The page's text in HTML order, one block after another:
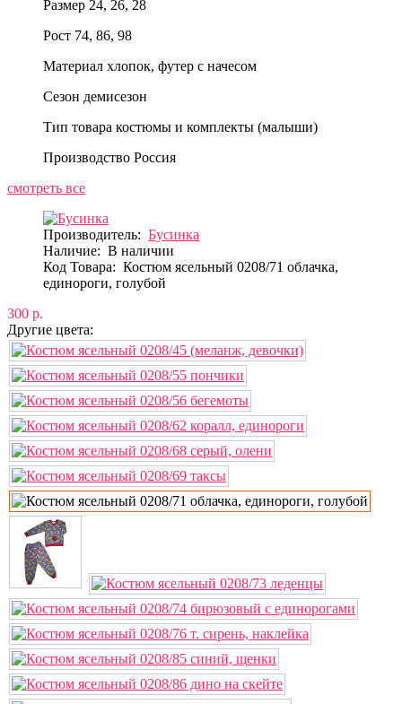
Размер 24, 26, 28
Рост 74, 86, 98
Материал хлопок, футер с начесом
Сезон демисезон
Тип товара костюмы и комплекты (малыши)
Производство Россия
смотреть все
Производитель: Бусинка
Наличие: В наличии
Код Товара: Костюм ясельный 0208/71 облачка,
единороги, голубой
300 р.
Другие цвета: